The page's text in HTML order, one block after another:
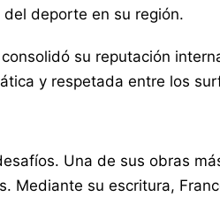
deporte en su región.
su reputación
y respetada entre los
Una de sus obras
Mediante su escritura,